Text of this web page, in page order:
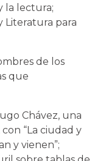
la lectura;
Literatura para
de los
que
Chávez, una
“La ciudad y
y vienen”;